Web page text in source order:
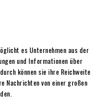
es Unternehmen aus der
und Informationen über
können sie ihre Reichweite
Nachrichten von einer großen